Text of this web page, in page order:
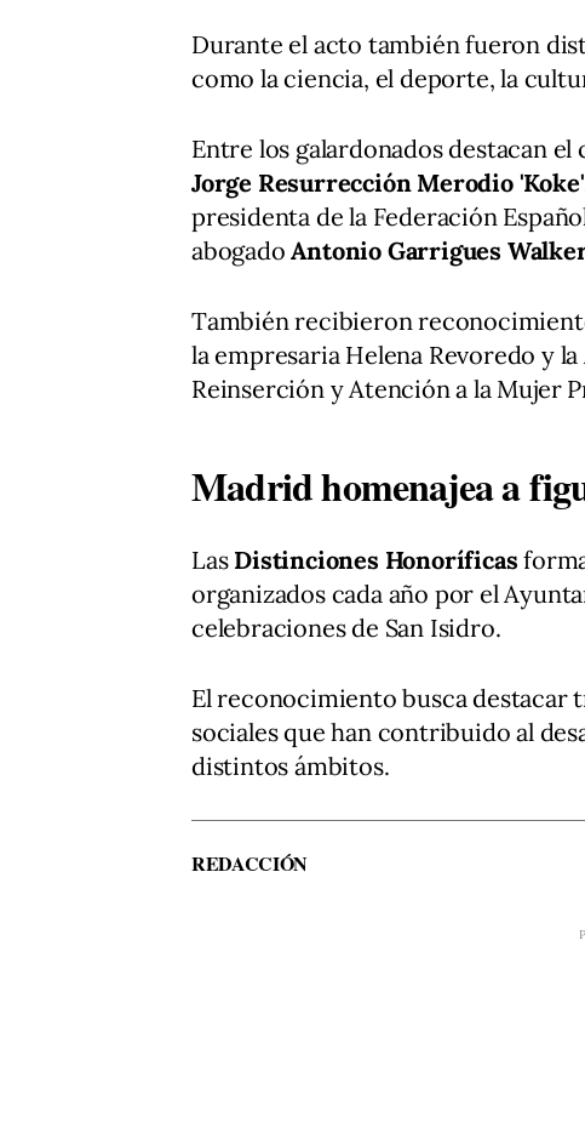
Durante el acto también fueron
como la ciencia, el deporte, la
Entre los galardonados destacan
Jorge Resurrección Merodio 'Koke'
presidenta de la Federación
abogadoAntonio Garrigues
También recibieron
la empresaria Helena Revoredo y
Reinserción y Atención a la Mujer
Madrid homenajea a
LasDistinciones Honoríficas
organizados cada año por el
celebraciones de San Isidro.
El reconocimiento busca destacar
sociales que han contribuido al
distintos ámbitos.
REDACCIÓN